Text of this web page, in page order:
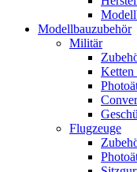
Modellbauzubehör
Militär
Ketten
Flugzeuge